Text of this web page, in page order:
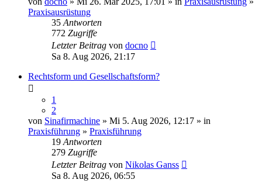
Praxisausrüstung
35 Antworten
772 Zugriffe
Letzter Beitrag von docno
Sa 8. Aug 2026, 21:17
Rechtsform und Gesellschaftsform?
1
2
von Sinafirmachine » Mi 5. Aug 2026, 12:17 » in
Praxisführung » Praxisführung
19 Antworten
279 Zugriffe
Letzter Beitrag von Nikolas Ganss
Sa 8. Aug 2026, 06:55